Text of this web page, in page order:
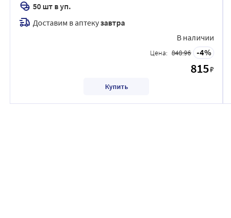
50 шт в уп.
Доставим в аптекузавтра
В наличии
Цена: 848.96 4
815₽
Купить